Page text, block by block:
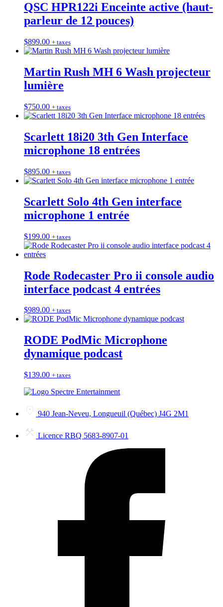
QSC HPR122i Enceinte active (haut-
parleur de 12 pouces)
$899.00 + taxes
Martin Rush MH 6 Wash projecteur
lumière
$750.00 + taxes
Scarlett 18i20 3th Gen Interface
microphone 18 entrées
$895.00 + taxes
Scarlett Solo 4th Gen interface
microphone 1 entrée
$199.00 + taxes
Rode Rodecaster Pro ii console audio
interface podcast 4 entrées
$989.00 + taxes
RODE PodMic Microphone
dynamique podcast
$139.00 + taxes
940 Jean-Neveu, Longueuil (Québec) J4G 2M1
Licence RBQ 5683-8907-01